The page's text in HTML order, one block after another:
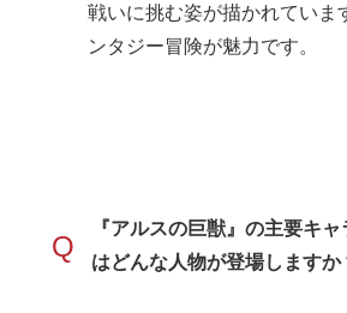
戦いに挑む姿が描かれていま
ンタジー冒険が魅力です。
Q
『アルスの巨獣』の主要キ
はどんな人物が登場しますか